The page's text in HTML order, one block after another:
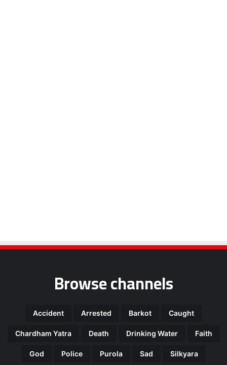
Browse channels
Accident Arrested Barkot Caught
Chardham Yatra Death Drinking Water Faith
God Police Purola Sad Silkyara